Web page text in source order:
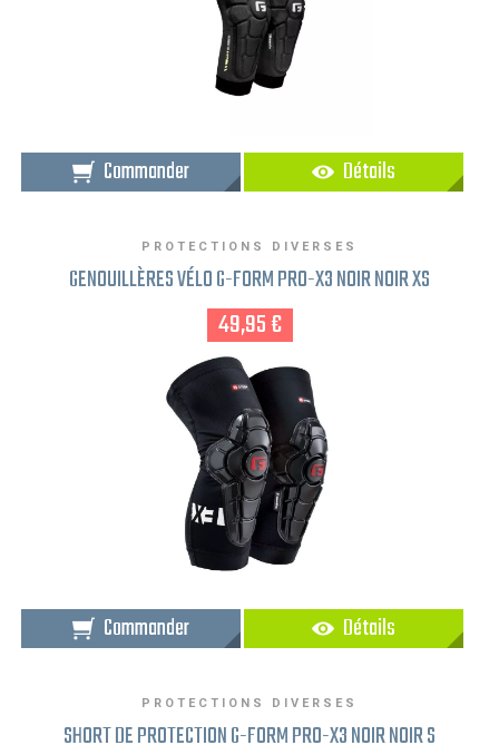
Commander Détails
PROTECTIONS DIVERSES
GENOUILLÈRES VÉLO G-FORM PRO-X3 NOIR NOIR XS
49,95 €
Commander Détails
PROTECTIONS DIVERSES
SHORT DE PROTECTION G-FORM PRO-X3 NOIR NOIR S